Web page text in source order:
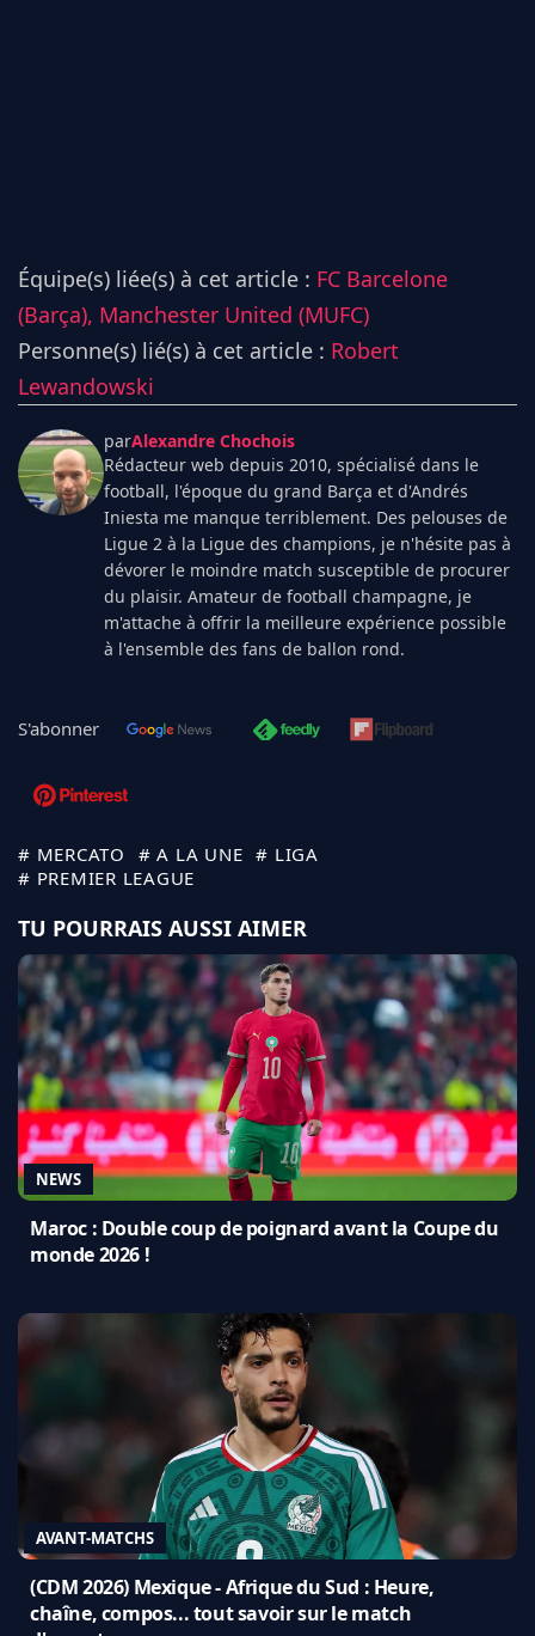
Équipe(s) liée(s) à cet article : FC Barcelone
(Barça), Manchester United (MUFC)
Personne(s) lié(s) à cet article : Robert
Lewandowski
parAlexandre Chochois
Rédacteur web depuis 2010, spécialisé dans le
football, l'époque du grand Barça et d'Andrés
Iniesta me manque terriblement. Des pelouses de
Ligue 2 à la Ligue des champions, je n'hésite pas à
dévorer le moindre match susceptible de procurer
du plaisir. Amateur de football champagne, je
m'attache à offrir la meilleure expérience possible
à l'ensemble des fans de ballon rond.
S'abonner
# MERCATO # A LA UNE # LIGA
# PREMIER LEAGUE
TU POURRAIS AUSSI AIMER
NEWS
Maroc : Double coup de poignard avant la Coupe du
monde 2026 !
AVANT-MATCHS
(CDM 2026) Mexique - Afrique du Sud : Heure,
chaîne, compos... tout savoir sur le match